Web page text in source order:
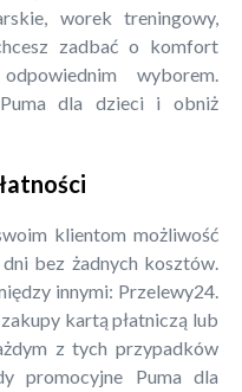
worek treningowy,
zadbać o komfort
wyborem.
dla dzieci i obniż
klientom możliwość
bez żadnych kosztów.
innymi: Przelewy24.
kartą płatniczą lub
z tych przypadków
promocyjne Puma dla